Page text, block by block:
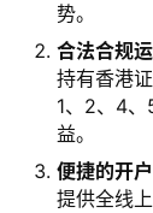
势。
合法合规
持有香港
1、2、4
益。
便捷的开
提供全线